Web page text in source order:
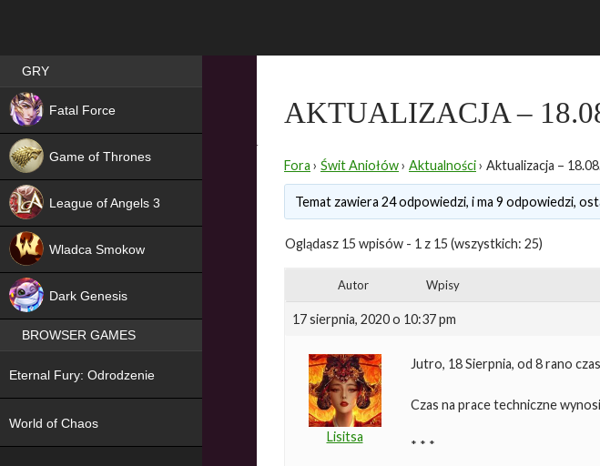
AKTUALIZACJA –
Fora › Świt Aniołów› Aktualności› Aktualizacja –
Temat zawiera 24 odpowiedzi, i ma 9 odpowiedzi,
Oglądasz 15 wpisów - 1 z 15 (wszystkich: 25)
Autor Wpisy
17 sierpnia, 2020 o 10:37 pm
Lisitsa
Jutro, 18 Sierpnia, od 8 rano
Czas na prace techniczne
* * *
Best RPG games in Poland
GRY
Fatal Force
Game of Thrones
League of Angels 3
Wladca Smokow
Dark Genesis
BROWSER GAMES
Eternal Fury: Odrodzenie
World of Chaos